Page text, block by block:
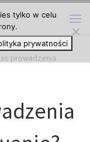
prowadzenia
tylko w celu
prywatności